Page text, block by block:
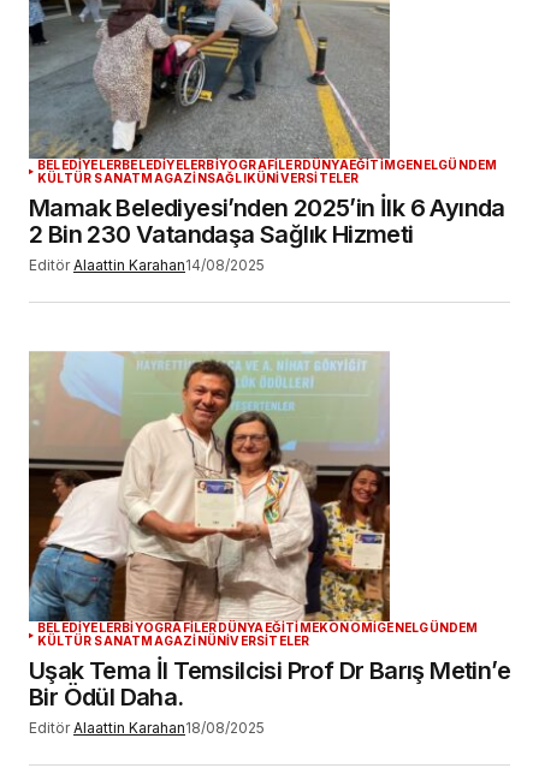
BELEDİYELERBELEDİYELERBİYOGRAFİLERDÜNYAEĞİTİMGENELGÜNDEM
KÜLTÜR SANATMAGAZİNSAĞLIKÜNİVERSİTELER
Mamak Belediyesi’nden 2025’in İlk 6 Ayında
2 Bin 230 Vatandaşa Sağlık Hizmeti
Editör Alaattin Karahan14/08/2025
BELEDİYELERBİYOGRAFİLER DÜNYA EĞİTİM EKONOMİGENELGÜNDEM
KÜLTÜR SANAT MAGAZİN ÜNİVERSİTELER
Uşak Tema İl Temsilcisi Prof Dr Barış Metin’e
Bir Ödül Daha.
Editör Alaattin Karahan18/08/2025